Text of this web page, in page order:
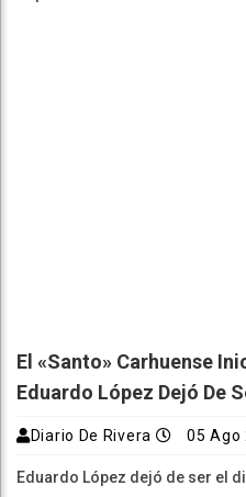
El «Santo» Carhuense
Eduardo López Dejó De
Diario De Rivera 05 Ago
Eduardo López dejó de ser el